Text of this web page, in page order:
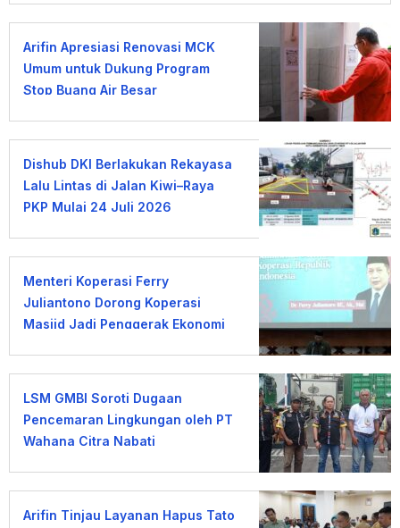
Arifin Apresiasi Renovasi MCK
Umum untuk Dukung Program
Stop Buang Air Besar
Dishub DKI Berlakukan Rekayasa
Lalu Lintas di Jalan Kiwi–Raya
PKP Mulai 24 Juli 2026
Menteri Koperasi Ferry
Juliantono Dorong Koperasi
Masjid Jadi Penggerak Ekonomi
LSM GMBI Soroti Dugaan
Pencemaran Lingkungan oleh PT
Wahana Citra Nabati
Arifin Tinjau Layanan Hapus Tato